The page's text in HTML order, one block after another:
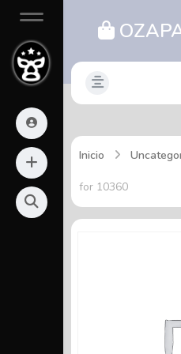
Inicio
for 10360